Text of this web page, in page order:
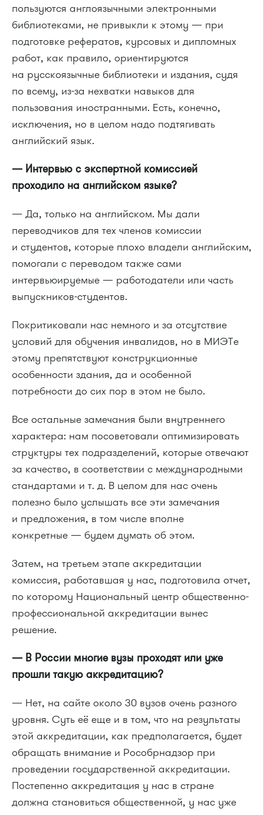
пользуются англоязычными электронными
библиотеками, не привыкли к этому — при
подготовке рефератов, курсовых и дипломных
работ, как правило, ориентируются
на русскоязычные библиотеки и издания, судя
по всему, из-за нехватки навыков для
пользования иностранными. Есть, конечно,
исключения, но в целом надо подтягивать
английский язык.
— Интервью с экспертной комиссией
проходило на английском языке?
— Да, только на английском. Мы дали
переводчиков для тех членов комиссии
и студентов, которые плохо владели английским,
помогали с переводом также сами
интервьюируемые — работодатели или часть
выпускников-студентов.
Покритиковали нас немного и за отсутствие
условий для обучения инвалидов, но в МИЭТе
этому препятствуют конструкционные
особенности здания, да и особенной
потребности до сих пор в этом не было.
Все остальные замечания были внутреннего
характера: нам посоветовали оптимизировать
структуры тех подразделений, которые отвечают
за качество, в соответствии с международными
стандартами и т. д. В целом для нас очень
полезно было услышать все эти замечания
и предложения, в том числе вполне
конкретные — будем думать об этом.
Затем, на третьем этапе аккредитации
комиссия, работавшая у нас, подготовила отчет,
по которому Национальный центр общественно-
профессиональной аккредитации вынес
решение.
— В России многие вузы проходят или уже
прошли такую аккредитацию?
— Нет, на сайте около 30 вузов очень разного
уровня. Суть её еще и в том, что на результаты
этой аккредитации, как предполагается, будет
обращать внимание и Рособрнадзор при
проведении государственной аккредитации.
Постепенно аккредитация у нас в стране
должна становиться общественной, у нас уже